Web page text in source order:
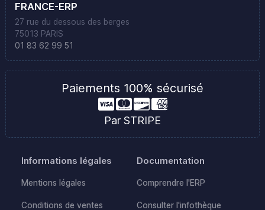
FRANCE-ERP
27 rue du dessous des berges
75013 PARIS
01 83 62 99 51
Paiements 100% sécurisé
Par STRIPE
Informations légales
Mentions légales
Conditions de ventes
Documentation
Comprendre l'ERP
Consulter l'infothèque